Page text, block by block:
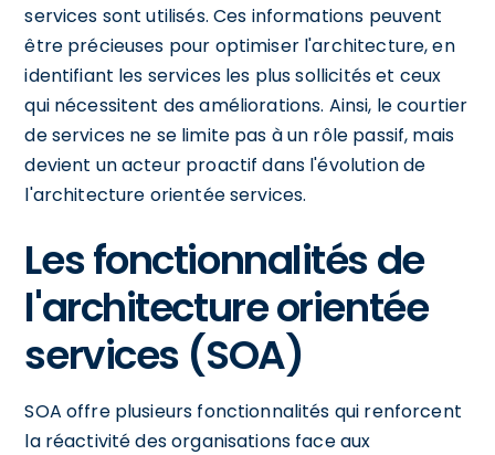
services sont utilisés. Ces informations peuvent
être précieuses pour optimiser l'architecture, en
identifiant les services les plus sollicités et ceux
qui nécessitent des améliorations. Ainsi, le courtier
de services ne se limite pas à un rôle passif, mais
devient un acteur proactif dans l'évolution de
l'architecture orientée services.
Les fonctionnalités de
l'architecture orientée
services (SOA)
SOA offre plusieurs fonctionnalités qui renforcent
la réactivité des organisations face aux